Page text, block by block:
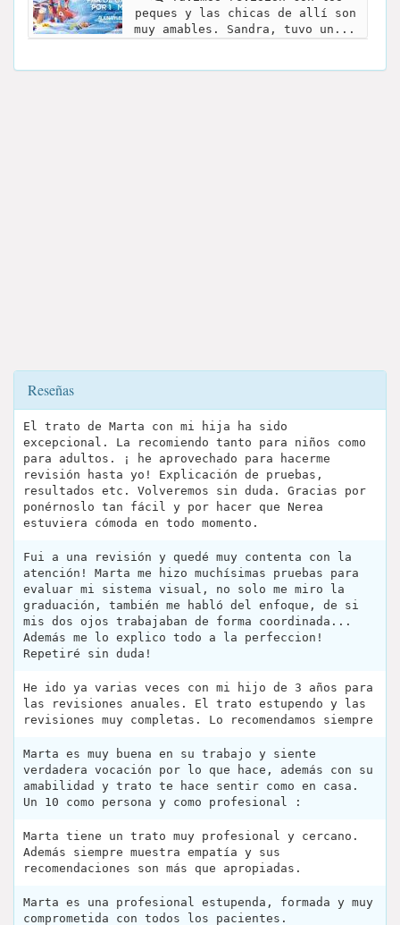
peques y las chicas de allí son
muy amables. Sandra, tuvo un...
Reseñas
El trato de Marta con mi hija ha sido
excepcional. La recomiendo tanto para niños como
para adultos. ¡ he aprovechado para hacerme
revisión hasta yo! Explicación de pruebas,
resultados etc. Volveremos sin duda. Gracias por
ponérnoslo tan fácil y por hacer que Nerea
estuviera cómoda en todo momento.
Fui a una revisión y quedé muy contenta con la
atención! Marta me hizo muchísimas pruebas para
evaluar mi sistema visual, no solo me miro la
graduación, también me habló del enfoque, de si
mis dos ojos trabajaban de forma coordinada...
Además me lo explico todo a la perfeccion!
Repetiré sin duda!
He ido ya varias veces con mi hijo de 3 años para
las revisiones anuales. El trato estupendo y las
revisiones muy completas. Lo recomendamos siempre
Marta es muy buena en su trabajo y siente
verdadera vocación por lo que hace, además con su
amabilidad y trato te hace sentir como en casa.
Un 10 como persona y como profesional :
Marta tiene un trato muy profesional y cercano.
Además siempre muestra empatía y sus
recomendaciones son más que apropiadas.
Marta es una profesional estupenda, formada y muy
comprometida con todos los pacientes.